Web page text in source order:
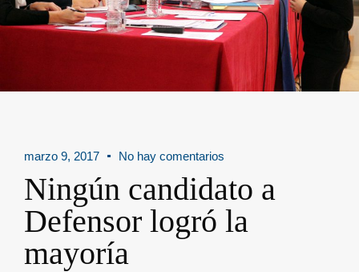
marzo 9, 2017 No hay comentarios
Ningún candidato a
Defensor logró la
mayoría